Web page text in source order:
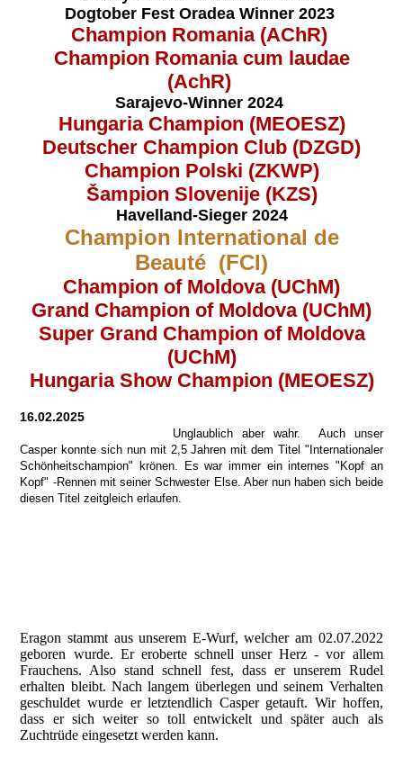
Dogtober Fest Oradea Winner 2023
Champion Romania (AChR)
Champion Romania cum laudae
(AchR)
Sarajevo-Winner 2024
Hungaria Champion (MEOESZ)
Deutscher Champion Club (DZGD)
Champion Polski (ZKWP)
Šampion Slovenije (KZS)
Havelland-Sieger 2024
Champion International de
Beauté (FCI)
Champion of Moldova (UChM)
Grand Champion of Moldova (UChM)
Super Grand Champion of Moldova
(UChM)
Hungaria Show Champion (MEOESZ)
16.02.2025
Unglaublich aber wahr. Auch unser
Casper konnte sich nun mit 2,5 Jahren mit dem Titel "Internationaler
Schönheitschampion" krönen. Es war immer ein internes "Kopf an
Kopf" -Rennen mit seiner Schwester Else. Aber nun haben sich beide
diesen Titel zeitgleich erlaufen.
Eragon stammt aus unserem E-Wurf, welcher am 02.07.2022
geboren wurde. Er eroberte schnell unser Herz - vor allem
Frauchens. Also stand schnell fest, dass er unserem Rudel
erhalten bleibt. Nach langem überlegen und seinem Verhalten
geschuldet wurde er letztendlich Casper getauft. Wir hoffen,
dass er sich weiter so toll entwickelt und später auch als
Zuchtrüde eingesetzt werden kann.